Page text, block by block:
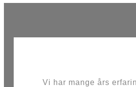
Vi har mange års